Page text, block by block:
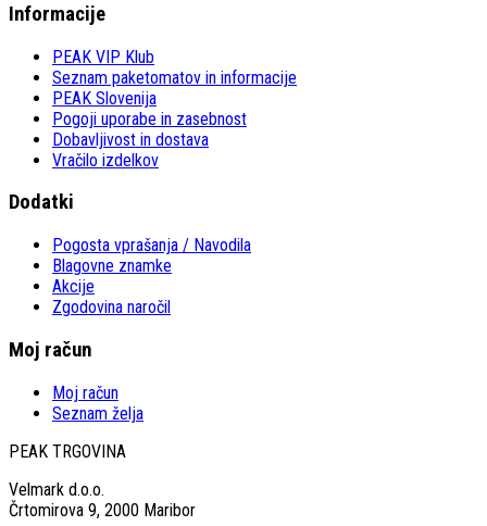
Informacije
PEAK VIP Klub
Seznam paketomatov in informacije
PEAK Slovenija
Pogoji uporabe in zasebnost
Dobavljivost in dostava
Vračilo izdelkov
Dodatki
Pogosta vprašanja / Navodila
Blagovne znamke
Akcije
Zgodovina naročil
Moj račun
Moj račun
Seznam želja
PEAK TRGOVINA
Velmark d.o.o.
Črtomirova 9, 2000 Maribor